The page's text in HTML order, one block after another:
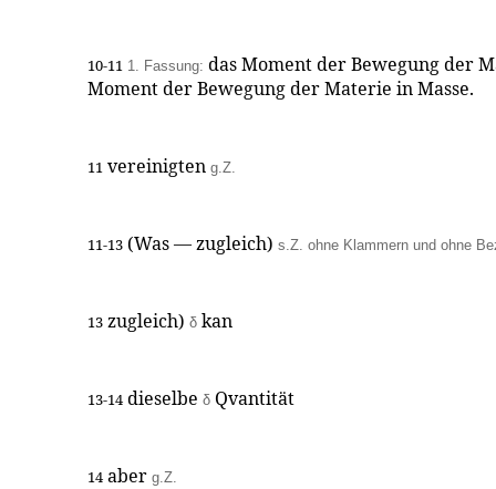
10-11 1. Fassung: das Moment der Bewegung der
Moment der Bewegung der Materie in Masse.
11 vereinigten g.Z.
11-13 (Was — zugleich) s.Z. ohne Klammern und ohne
13 zugleich) δ kan
13-14 dieselbe δ Qvantität
14 aber g.Z.